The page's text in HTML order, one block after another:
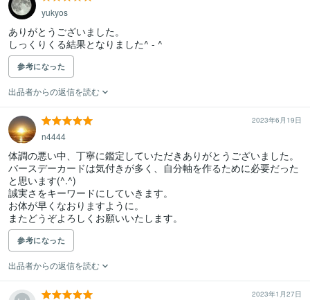
yukyos
ありがとうございました。
しっくりくる結果となりました^ - ^
参考になった
出品者からの返信を読む
2023年6月19日
n4444
体調の悪い中、丁寧に鑑定していただきありがとうございました。
バースデーカードは気付きが多く、自分軸を作るために必要だった
と思います(^.^)
誠実さをキーワードにしていきます。
お体が早くなおりますように。
またどうぞよろしくお願いいたします。
参考になった
出品者からの返信を読む
2023年1月27日